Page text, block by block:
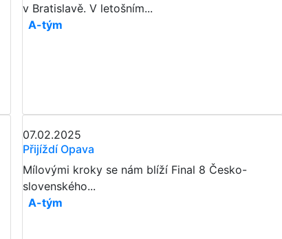
v Bratislavě. V letošním...
A-tým
07.02.2025
​​​​​​​Přijíždí Opava
Mílovými kroky se nám blíží Final 8 Česko-
slovenského...
A-tým